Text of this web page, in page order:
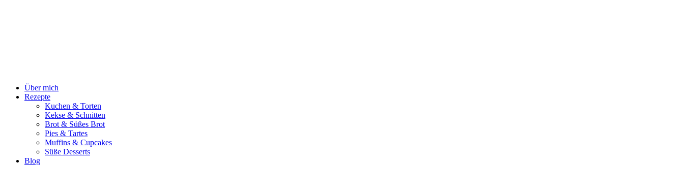
Über mich
Rezepte
Kuchen & Torten
Kekse & Schnitten
Brot & Süßes Brot
Pies & Tartes
Muffins & Cupcakes
Süße Desserts
Blog